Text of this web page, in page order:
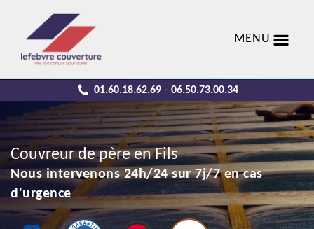
MENU
01.60.18.62.69 - 06.50.73.00.34
Couvreur de père en Fils
Nous intervenons 24h/24 sur 7j/7 en cas
d'urgence